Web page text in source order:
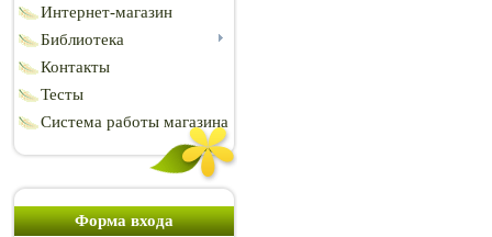
Интернет-магазин
Библиотека
Контакты
Тесты
Система работы магазина
Форма входа